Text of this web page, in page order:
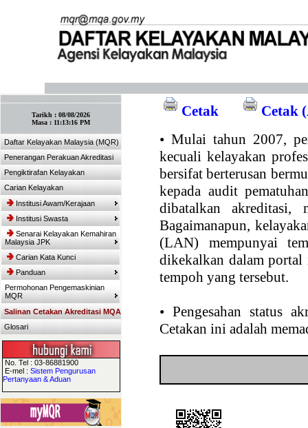
Tarikh : 08/08/2026
Masa : 11:13:16 PM
Daftar Kelayakan Malaysia (MQR)
Penerangan Perakuan Akreditasi
Pengiktirafan Kelayakan
Carian Kelayakan
Institusi Awam/Kerajaan
Institusi Swasta
Senarai Kelayakan Kemahiran
Malaysia JPK
Carian Kata Kunci
Panduan
Permohonan Pengemaskinian
MQR
Salinan Cetakan Akreditasi MQA
Glosari
No. Tel : 03-86881900
E-mel : Sistem Pengurusan
Pertanyaan & Aduan
Cetak
Cetak
• Mulai tahun 2007,
kecuali kelayakan
bersifat berterusan
kepada audit
dibatalkan akreditasi,
Bagaimanapun,
(LAN) mempunyai
dikekalkan dalam portal
tempoh yang tersebut.
• Pengesahan status
Cetakan ini adalah